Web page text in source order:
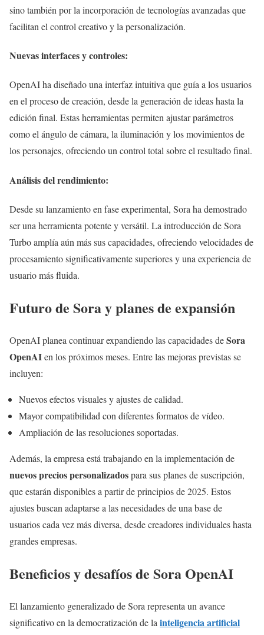
sino también por la incorporación de tecnologías avanzadas que
facilitan el control creativo y la personalización.
Nuevas interfaces y controles:
OpenAI ha diseñado una interfaz intuitiva que guía a los usuarios
en el proceso de creación, desde la generación de ideas hasta la
edición final. Estas herramientas permiten ajustar parámetros
como el ángulo de cámara, la iluminación y los movimientos de
los personajes, ofreciendo un control total sobre el resultado final.
Análisis del rendimiento:
Desde su lanzamiento en fase experimental, Sora ha demostrado
ser una herramienta potente y versátil. La introducción de Sora
Turbo amplía aún más sus capacidades, ofreciendo velocidades de
procesamiento significativamente superiores y una experiencia de
usuario más fluida.
Futuro de Sora y planes de expansión
OpenAI planea continuar expandiendo las capacidades deSora
OpenAIen los próximos meses. Entre las mejoras previstas se
incluyen:
Nuevos efectos visuales y ajustes de calidad.
Mayor compatibilidad con diferentes formatos de vídeo.
Ampliación de las resoluciones soportadas.
Además, la empresa está trabajando en la implementación de
nuevos precios personalizadospara sus planes de suscripción,
que estarán disponibles a partir de principios de 2025. Estos
ajustes buscan adaptarse a las necesidades de una base de
usuarios cada vez más diversa, desde creadores individuales hasta
grandes empresas.
Beneficios y desafíos de Sora OpenAI
El lanzamiento generalizado de Sora representa un avance
significativo en la democratización de la inteligencia artificial